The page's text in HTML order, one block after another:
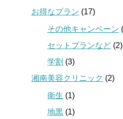
お得なプラン (17)
その他キャンペーン
セットプランなど (2)
学割 (3)
湘南美容クリニック (2)
衛生 (1)
地黒 (1)